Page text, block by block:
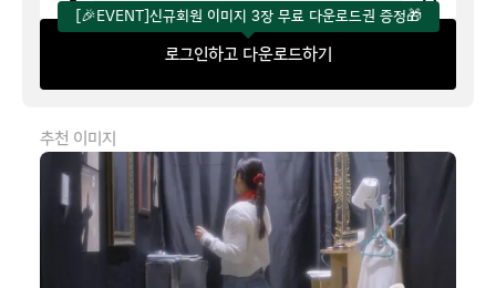
[🎉EVENT]신규회원 이미지 3장 무료 다운로드권 증정🎁
로그인하고 다운로드하기
추천 이미지